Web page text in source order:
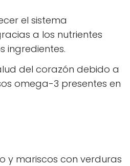
el sistema
a los nutrientes
ingredientes.
del corazón debido a
omega-3 presentes en
y mariscos con verduras